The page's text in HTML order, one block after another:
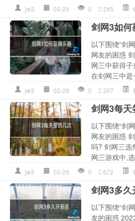
jw3 03-29 0 245
剑网3如
以下围绕“剑
网友的困惑
网三中获得
在剑网三中
jw3 03-29 0 267
剑网3每天
以下围绕“剑
网友的困惑
吗? 剑网三选
网三游戏中,
jw3 03-29 0 672
剑网3多久
以下围绕“剑
友的困惑